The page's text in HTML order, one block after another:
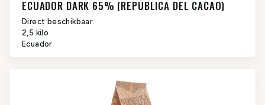
ECUADOR DARK 65% (REPÚBLICA DEL CACAO)
Direct beschikbaar.
2,5 kilo
Ecuador